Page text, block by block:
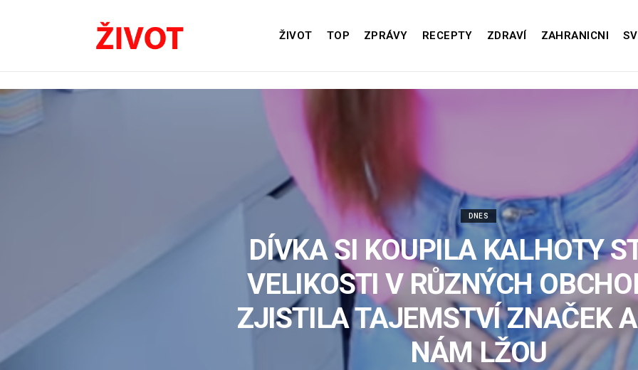
ŽIVOT TOP ZPRÁVY RECEPTY ZDRAVÍ ZAHRANICNI
DNES
DÍVKA SI KOUPILA KALHOTY
VELIKOSTI V RŮZNÝCH
ZJISTILA TAJEMSTVÍ ZNAČEK
NÁM LŽOU